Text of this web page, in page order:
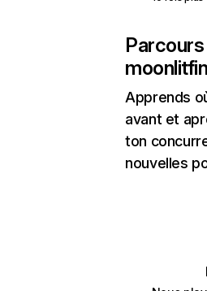
Apprends
avant et
ton
nouvelles